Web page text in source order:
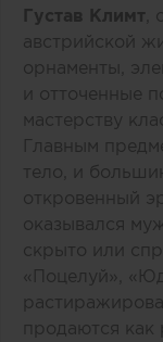
Густав Климт
австрийской
орнаменты,
и отточенные
мастерству
Главным
тело, и
откровенный
оказывался
скрыто или
«Поцелуй»,
продаются как